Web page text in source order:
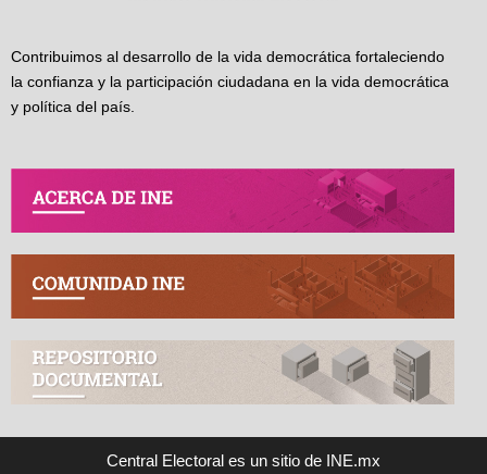
Contribuimos al desarrollo de la vida democrática fortaleciendo
la confianza y la participación ciudadana en la vida democrática
y política del país.
Central Electoral es un sitio de INE.mx